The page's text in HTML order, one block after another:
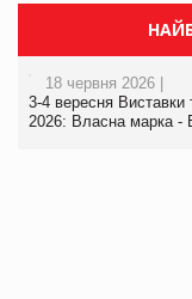
18 червня 2026 |
3-4 вересня Виставки
2026: Власна марка -